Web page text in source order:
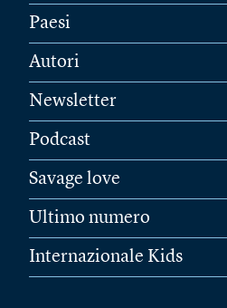
Paesi
Autori
Newsletter
Podcast
Savage love
Ultimo numero
Internazionale Kids